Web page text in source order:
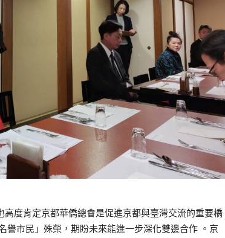
度肯定京都華僑總會是促進京都與臺灣交流的重要橋
譽市民」殊榮，期盼未來能進一步深化雙邊合作 。京